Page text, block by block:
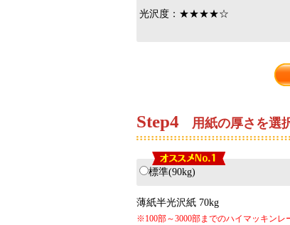
光沢度：★★★★☆
Step4 用紙の厚さを選
標準(90kg)
薄紙半光沢紙 70kg
※100部～3000部までのハイマッキンレ